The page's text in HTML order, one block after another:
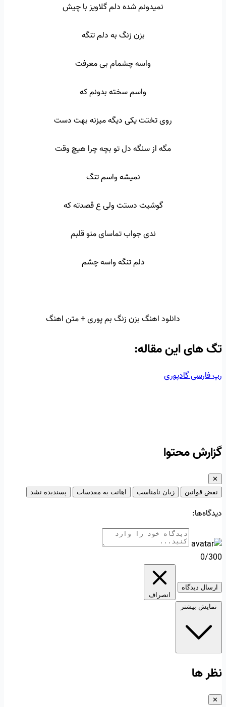
نمیدونم شده دلم گلاویز با چیش
بزن زنگ به دلم تنگه
واسه چشمام بی معرفت
واسم سخته بدونم که
روی تختت یکی دیگه میزنه بهت دست
مگه از سنگه دل تو بچه چرا هیچ وقت
نمیشه واسم تنگ
گوشیت دستت ولی ع قصدته که
ندی جواب تماسای منو قلبم
دلم تنگه واسه چشم
دانلود اهنگ بزن زنگ بم پوری + متن اهنگ
تگ‌ های این مقاله:
رپ فارسیگادپوری
گزارش محتوا
✕
نقض قوانین
زبان نامناسب اهانت به مقدسات پسندیده نشد
دیدگاه‌ها:
0/300
ارسال دیدگاه
انصراف
نمایش بیشتر
نظر ها
✕